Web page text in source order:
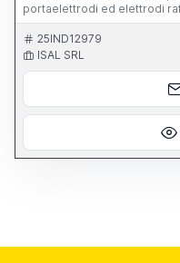
portaelettrodi ed elettrodi
elettropneumatico.
25IND12979
ISAL SRL